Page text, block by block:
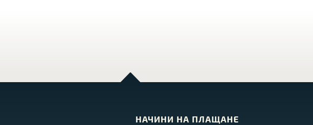
НАЧИНИ НА ПЛАЩАНЕ